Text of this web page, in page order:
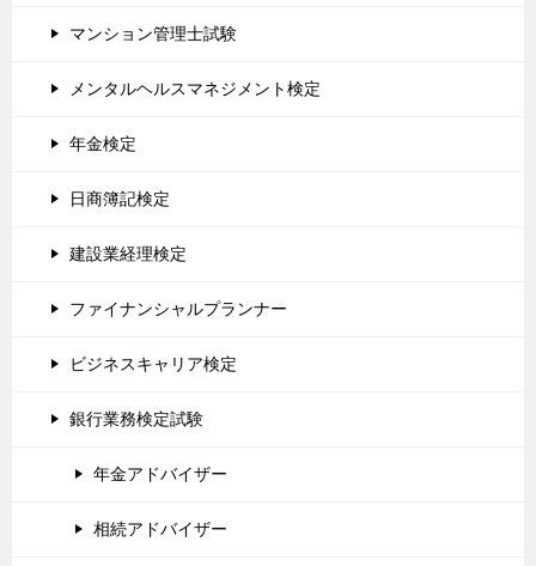
マンション管理士試験
メンタルヘルスマネジメント検定
年金検定
日商簿記検定
建設業経理検定
ファイナンシャルプランナー
ビジネスキャリア検定
銀行業務検定試験
年金アドバイザー
相続アドバイザー